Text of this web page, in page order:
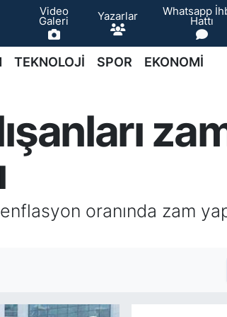
Video
Galeri Yazarlar Whatsapp
Hattı
TEKNOLOJİ SPOR EKONOMİ
oranında zam